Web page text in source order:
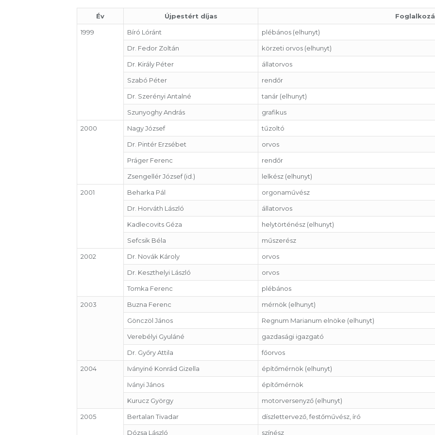
Év Újpestért díjas
1999 Bíró Lóránt plébános (elhunyt)
Dr. Fedor Zoltán körzeti orvos (elhunyt)
Dr. Király Péter állatorvos
Szabó Péter rendőr
Dr. Szerényi Antalné tanár (elhunyt)
Szunyoghy András grafikus
2000 Nagy József tűzoltó
Dr. Pintér Erzsébet orvos
Práger Ferenc rendőr
Zsengellér József (id.) lelkész (elhunyt)
2001 Beharka Pál orgonaművész
Dr. Horváth László állatorvos
Kadlecovits Géza helytörténész (elhunyt)
Sefcsik Béla műszerész
2002 Dr. Novák Károly orvos
Dr. Keszthelyi László orvos
Tomka Ferenc plébános
2003 Buzna Ferenc mérnök (elhunyt)
Gönczöl János Regnum Marianum elnöke (elhunyt)
Verebélyi Gyuláné gazdasági igazgató
Dr. Győry Attila főorvos
2004 Iványiné Konrád Gizella építőmérnök (elhunyt)
Iványi János építőmérnök
Kurucz György motorversenyző (elhunyt)
2005 Bertalan Tivadar díszlettervező, festőművész, író
Dózsa László színész